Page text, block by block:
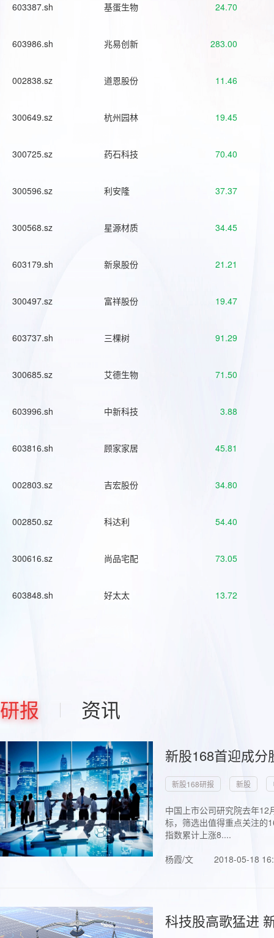
603387.sh 基蛋生物 24.70
603986.sh 兆易创新 283.00
002838.sz 道恩股份 11.46
300649.sz 杭州园林 19.45
300725.sz 药石科技 70.40
300596.sz 利安隆 37.37
300568.sz 星源材质 34.45
603179.sh 新泉股份 21.21
300497.sz 富祥股份 19.47
603737.sh 三棵树 91.29
300685.sz 艾德生物 71.50
603996.sh 中新科技 3.88
603816.sh 顾家家居 45.81
002803.sz 吉宏股份 34.80
002850.sz 科达利 54.40
300616.sz 尚品宅配 73.05
603848.sh 好太太 13.72
研报 资讯
新股168首迎成
新股168研报 新股
中国上市公司研究院去年
标，筛选出值得重点关注的
指数累计上涨8....
杨霞/文
2018-05-18
科技股高歌猛进